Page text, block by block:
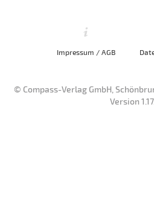
Impressum / AGB
© Compass-Verlag GmbH,
Version